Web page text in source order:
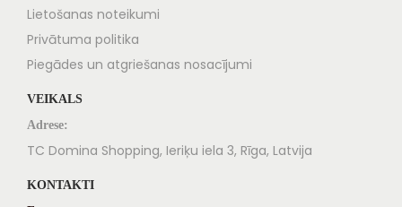
Lietošanas noteikumi
Privātuma politika
Piegādes un atgriešanas nosacījumi
VEIKALS
Adrese:
TC Domina Shopping, Ieriķu iela 3, Rīga, Latvija
KONTAKTI